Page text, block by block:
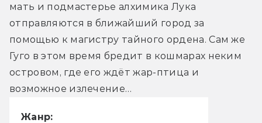
мать и подмастерье алхимика Лука
отправляются в ближайший город за
помощью к магистру тайного ордена. Сам же
Гуго в этом время бредит в кошмарах неким
островом, где его ждёт жар-птица и
возможное излечение…
Жанр: